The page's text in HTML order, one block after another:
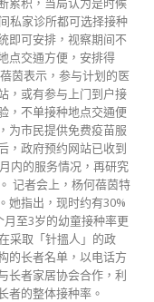
私家诊所都可选择接种
即可安排，视察期间不
点交通方便，安排得
茵表示，参与计划的医
，或有参与上门到户接
，不单接种地点交通便
为市民提供免费疫苗服
，政府预约网站已收到
内的服务情况，再研究
记者会上，杨何蓓茵特
她指出，现时约有30%
至3岁的幼童接种率更
采取「针搵人」的政
的长者名单，以电话方
长者家居协会合作，利
者的整体接种率。